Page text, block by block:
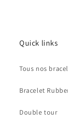
Quick links
Tous nos
Bracelet
Double tour